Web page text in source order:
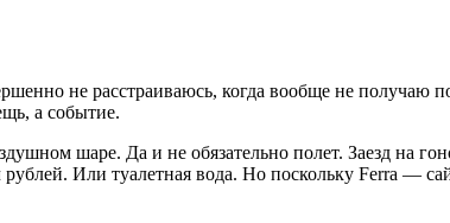
не расстраиваюсь, когда вообще не получаю
а событие.
шаре. Да и не обязательно полет. Заезд на
Или туалетная вода. Но поскольку Ferra —